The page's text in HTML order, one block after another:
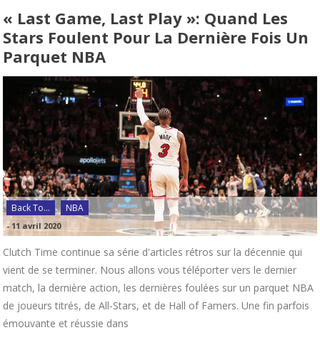
« Last Game, Last Play »: Quand Les
Stars Foulent Pour La Dernière Fois Un
Parquet NBA
Back To... NBA
- 11 avril 2020
Clutch Time continue sa série d'articles rétros sur la décennie qui
vient de se terminer. Nous allons vous téléporter vers le dernier
match, la dernière action, les dernières foulées sur un parquet NBA
de joueurs titrés, de All-Stars, et de Hall of Famers. Une fin parfois
émouvante et réussie dans